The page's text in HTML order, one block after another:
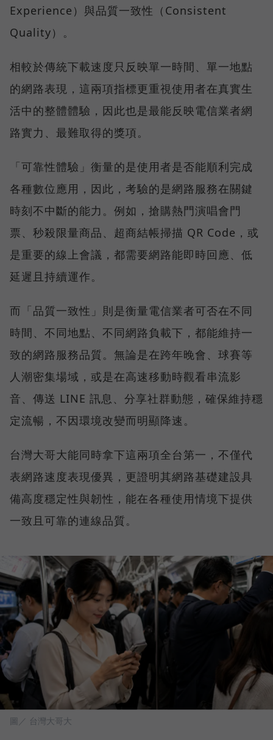
Experience）與品質一致性（Consistent
Quality）。
相較於傳統下載速度只反映單一時間、單一地點
的網路表現，這兩項指標更重視使用者在真實生
活中的整體體驗，因此也是最能反映電信業者網
路實力、最難取得的獎項。
「可靠性體驗」衡量的是使用者是否能順利完成
各種數位應用，因此，考驗的是網路服務在關鍵
時刻不中斷的能力。例如，搶購熱門演唱會門
票、秒殺限量商品、超商結帳掃描 QR Code，或
是重要的線上會議，都需要網路能即時回應、低
延遲且持續運作。
而「品質一致性」則是衡量電信業者可否在不同
時間、不同地點、不同網路負載下，都能維持一
致的網路服務品質。無論是在跨年晚會、球賽等
人潮密集場域，或是在高速移動時觀看串流影
音、傳送 LINE 訊息、分享社群動態，確保維持穩
定流暢，不因環境改變而明顯降速。
台灣大哥大能同時拿下這兩項全台第一，不僅代
表網路速度表現優異，更證明其網路基礎建設具
備高度穩定性與韌性，能在各種使用情境下提供
一致且可靠的連線品質。
圖／ 台灣大哥大